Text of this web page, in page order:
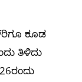
ಕೂಡ
ತಿಳಿದು